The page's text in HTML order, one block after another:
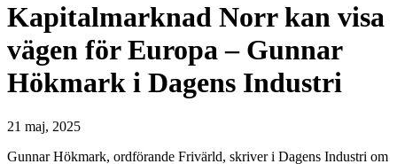
Kapitalmarknad Norr kan visa
vägen för Europa – Gunnar
Hökmark i Dagens Industri
21 maj, 2025
Gunnar Hökmark, ordförande Frivärld, skriver i Dagens Industri om